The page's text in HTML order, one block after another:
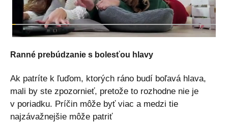
Ranné prebúdzanie s bolesťou hlavy
Ak patríte k ľuďom, ktorých ráno budí boľavá hlava,
mali by ste zpozornieť, pretože to rozhodne nie je
v poriadku. Príčin môže byť viac a medzi tie
najzávažnejšie môže patriť